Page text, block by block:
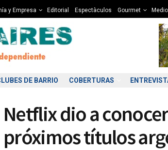
y Empresa Editorial Espectàculos Gourmet
DE BARRIO COBERTURAS
Netflix dio a
próximos títulos